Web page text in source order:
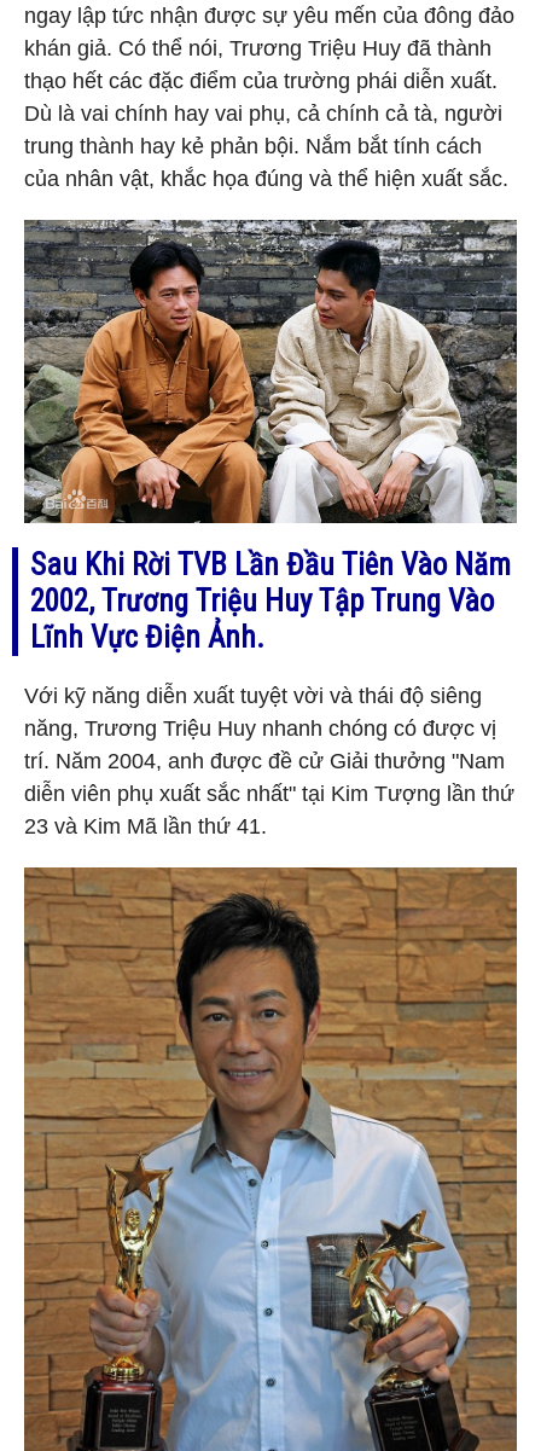
ngay lập tức nhận được sự yêu mến của đông đảo
khán giả. Có thể nói, Trương Triệu Huy đã thành
thạo hết các đặc điểm của trường phái diễn xuất.
Dù là vai chính hay vai phụ, cả chính cả tà, người
trung thành hay kẻ phản bội. Nắm bắt tính cách
của nhân vật, khắc họa đúng và thể hiện xuất sắc.
Sau Khi Rời TVB Lần Đầu Tiên Vào Năm
2002, Trương Triệu Huy Tập Trung Vào
Lĩnh Vực Điện Ảnh.
Với kỹ năng diễn xuất tuyệt vời và thái độ siêng
năng, Trương Triệu Huy nhanh chóng có được vị
trí. Năm 2004, anh được đề cử Giải thưởng "Nam
diễn viên phụ xuất sắc nhất" tại Kim Tượng lần thứ
23 và Kim Mã lần thứ 41.